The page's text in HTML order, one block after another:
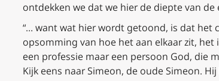
ontdekken we dat we hier de diepte van
“… want wat hier wordt getoond, is dat het
opsomming van hoe het aan elkaar zit,
een professie maar een persoon God, die
Kijk eens naar Simeon, de oude Simeon.